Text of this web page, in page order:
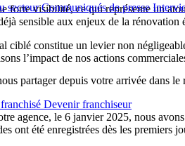
secteur Communiqués de presse
Devenir franchiseur
forte visibilité, ce qui représente un
sensible aux enjeux de la rénovation
ciblé constitue un levier non
l’impact de nos actions
partager depuis votre arrivée dans le
agence, le 6 janvier 2025, nous
ont été enregistrées dès les premiers